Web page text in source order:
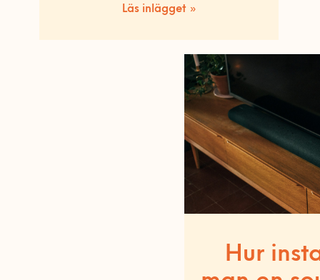
Läs inlägget »
Hur